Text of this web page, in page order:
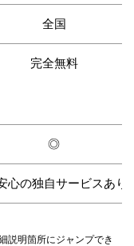
全国
完全無料
◎
心の独自サービスあり
説明箇所にジャンプでき